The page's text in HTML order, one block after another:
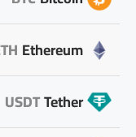
Ethereum
Tether
USDT